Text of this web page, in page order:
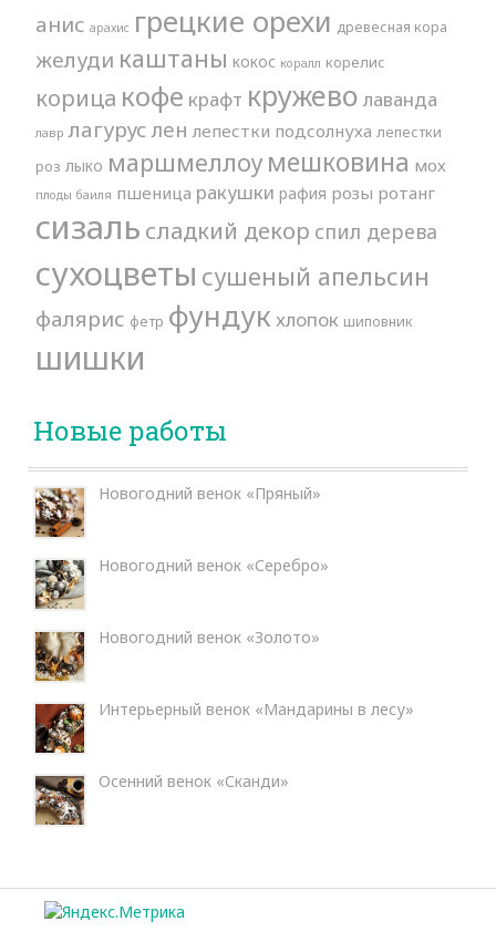
анис арахис грецкие орехи древесная кора
желуди каштаны кокос коралл корелис
корица кофе крафт кружево лаванда
лавр лагурус лен лепестки подсолнуха лепестки
роз лыко маршмеллоу мешковина мох
плоды баиля пшеница ракушки рафия розы ротанг
сизаль сладкий декор спил дерева
сухоцветы сушеный апельсин
фалярис фетр фундук хлопок шиповник
шишки
Новые работы
Новогодний венок «Пряный»
Новогодний венок «Серебро»
Новогодний венок «Золото»
Интерьерный венок «Мандарины в лесу»
Осенний венок «Сканди»